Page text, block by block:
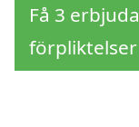
Få 3
förpliktelser